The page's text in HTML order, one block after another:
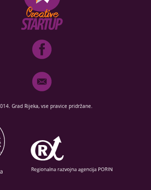
Grad Rijeka, vse pravice pridržane.